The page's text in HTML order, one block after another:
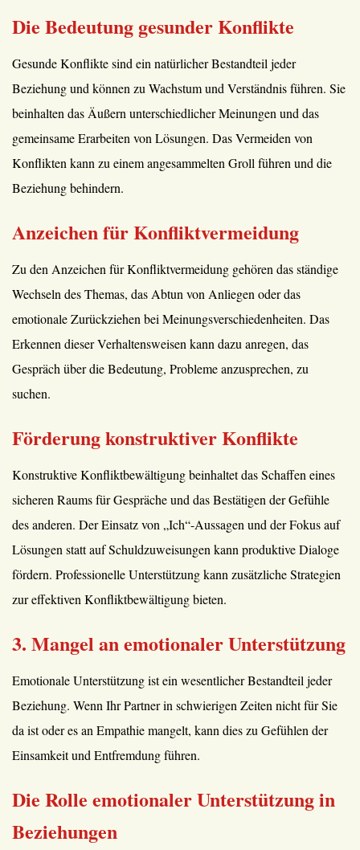
Die Bedeutung gesunder Konflikte
Gesunde Konflikte sind ein natürlicher Bestandteil jeder
Beziehung und können zu Wachstum und Verständnis führen. Sie
beinhalten das Äußern unterschiedlicher Meinungen und das
gemeinsame Erarbeiten von Lösungen. Das Vermeiden von
Konflikten kann zu einem angesammelten Groll führen und die
Beziehung behindern.
Anzeichen für Konfliktvermeidung
Zu den Anzeichen für Konfliktvermeidung gehören das ständige
Wechseln des Themas, das Abtun von Anliegen oder das
emotionale Zurückziehen bei Meinungsverschiedenheiten. Das
Erkennen dieser Verhaltensweisen kann dazu anregen, das
Gespräch über die Bedeutung, Probleme anzusprechen, zu
suchen.
Förderung konstruktiver Konflikte
Konstruktive Konfliktbewältigung beinhaltet das Schaffen eines
sicheren Raums für Gespräche und das Bestätigen der Gefühle
des anderen. Der Einsatz von „Ich“-Aussagen und der Fokus auf
Lösungen statt auf Schuldzuweisungen kann produktive Dialoge
fördern. Professionelle Unterstützung kann zusätzliche Strategien
zur effektiven Konfliktbewältigung bieten.
3. Mangel an emotionaler Unterstützung
Emotionale Unterstützung ist ein wesentlicher Bestandteil jeder
Beziehung. Wenn Ihr Partner in schwierigen Zeiten nicht für Sie
da ist oder es an Empathie mangelt, kann dies zu Gefühlen der
Einsamkeit und Entfremdung führen.
Die Rolle emotionaler Unterstützung in
Beziehungen